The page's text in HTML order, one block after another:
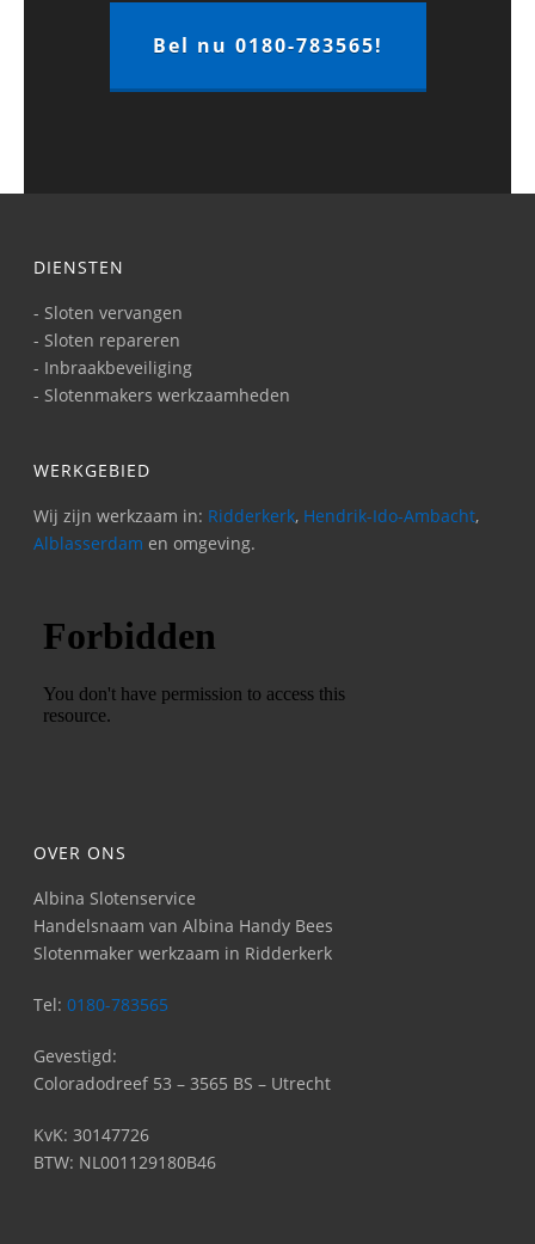
Bel nu 0180-783565!
DIENSTEN
- Sloten vervangen
- Sloten repareren
- Inbraakbeveiliging
- Slotenmakers werkzaamheden
WERKGEBIED
Wij zijn werkzaam in: Ridderkerk, Hendrik-Ido-Ambacht,
Alblasserdam en omgeving.
OVER ONS
Albina Slotenservice
Handelsnaam van Albina Handy Bees
Slotenmaker werkzaam in Ridderkerk
Tel:0180-783565
Gevestigd:
Coloradodreef 53 – 3565 BS – Utrecht
KvK: 30147726
BTW: NL001129180B46